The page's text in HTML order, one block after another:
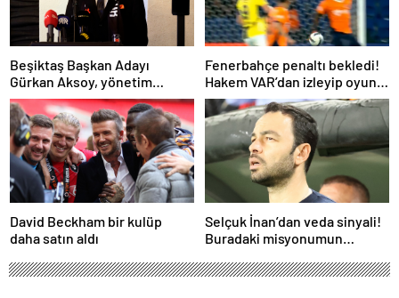
Beşiktaş Başkan Adayı
Gürkan Aksoy, yönetim
kurulunu tanıttı
Fenerbahçe penaltı bekledi!
Hakem VAR’dan izleyip oyunu
sürdürdü
David Beckham bir kulüp
daha satın aldı
Selçuk İnan’dan veda sinyali!
Buradaki misyonumun
düşünüyorum